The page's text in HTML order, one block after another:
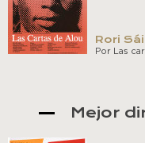
Rori
Por Las
Mejor